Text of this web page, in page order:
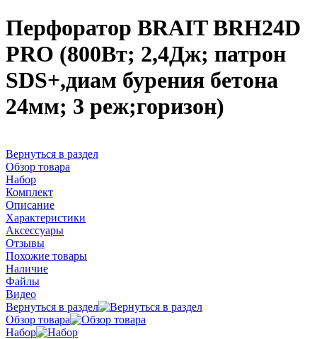
Перфоратор BRAIT BRH24D
PRO (800Вт; 2,4Дж; патрон
SDS+,диам бурения бетона
24мм; 3 реж;горизон)
Вернуться в раздел
Обзор товара
Набор
Комплект
Описание
Характеристики
Аксессуары
Отзывы
Похожие товары
Наличие
Файлы
Видео
Вернуться в раздел
Обзор товара
Набор